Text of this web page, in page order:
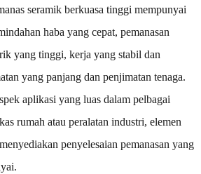
seramik berkuasa tinggi mempunyai
haba yang cepat, pemanasan
yang tinggi, kerja yang stabil dan
yang panjang dan penjimatan tenaga.
aplikasi yang luas dalam pelbagai
rumah atau peralatan industri, elemen
penyelesaian pemanasan yang